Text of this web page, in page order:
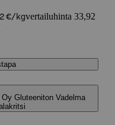
€/kgvertailuhinta 33,92
Gluteeniton Vadelma